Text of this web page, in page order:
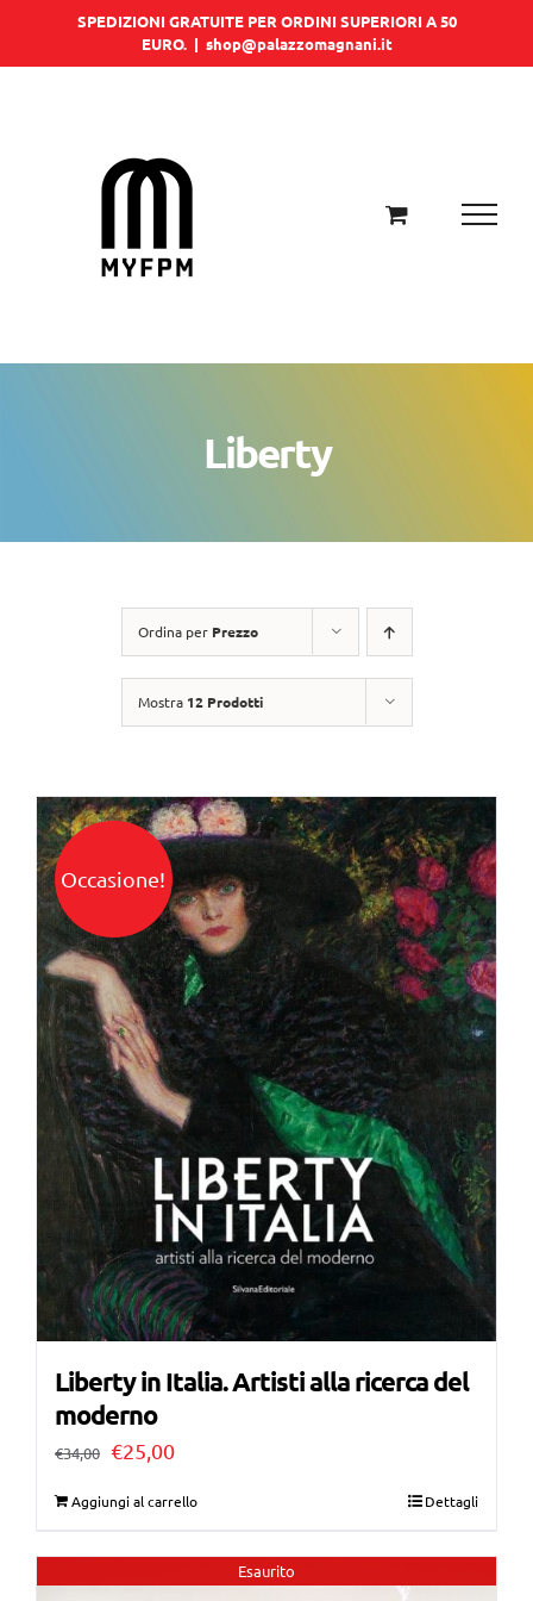
SPEDIZIONI GRATUITE PER ORDINI SUPERIORI A 50
EURO. | shop@palazzomagnani.it
Liberty
Ordina per Prezzo
Mostra 12 Prodotti
Occasione!
Liberty in Italia. Artisti alla ricerca del
moderno
€34,00 Il
era:
€25,00Il
è:
Aggiungi al carrello Dettagli
Esaurito